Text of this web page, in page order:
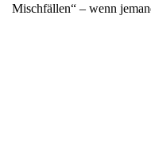
Mischfällen“ – wenn